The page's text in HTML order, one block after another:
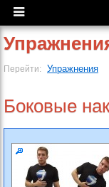
Перейти: Упражнения
Боковые